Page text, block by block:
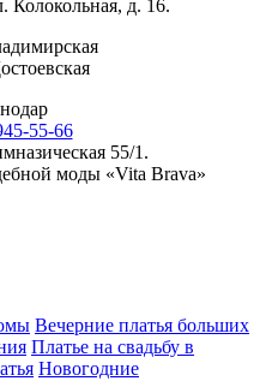
Колокольная, д. 16.
55-66
55/1.
моды «Vita Brava»
Вечерние платья больших
Платье на свадьбу в
Новогодние